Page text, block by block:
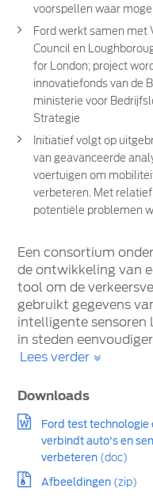
voorspellen waar
Ford werkt samen met
Council en
for London; project
innovatiefonds van de
ministerie voor
Strategie
Initiatief volgt op
van geavanceerde
voertuigen om
verbeteren. Met
potentiële problemen
Een consortium
de ontwikkeling van
tool om de
gebruikt gegevens
intelligente sensoren
in steden
Lees verder
Downloads
Ford test technologie
verbindt auto's en
verbeteren (doc)
Afbeeldingen (zip)